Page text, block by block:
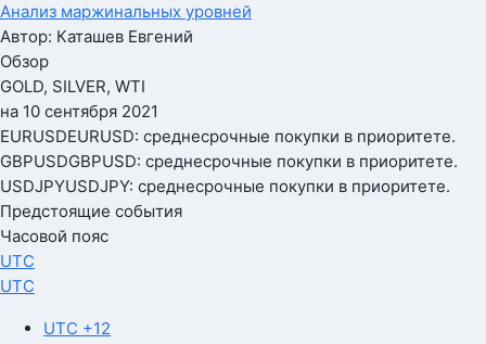
Анализ маржинальных уровней
Автор: Каташев Евгений
Обзор
GOLD, SILVER, WTI
на 10 сентября 2021
EURUSDEURUSD: среднесрочные покупки в приоритете.
GBPUSDGBPUSD: среднесрочные покупки в приоритете.
USDJPYUSDJPY: среднесрочные покупки в приоритете.
Предстоящие события
Часовой пояс
UTC
UTC
UTC +12